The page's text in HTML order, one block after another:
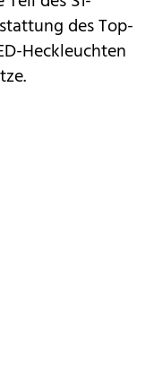
des Top-
Heckleuchten